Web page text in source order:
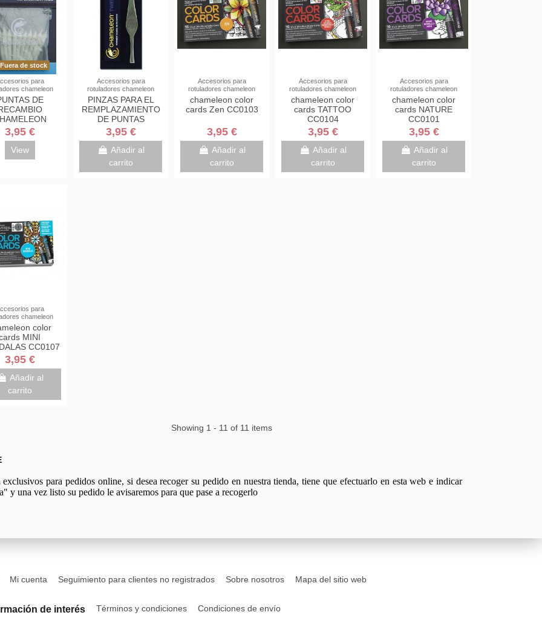
de stock
para
chameleon
DE
NIBS P/10
3,95 €
View
Accesorios para
rotuladores chameleon
PINZAS PARA EL
REMPLAZAMIENTO
DE PUNTAS
CHAMELEON
3,95 €
Añadir al
carrito
Accesorios para
rotuladores chameleon
chameleon color
cards Zen CC0103
3,95 €
Añadir al
carrito
Accesorios para
rotuladores chameleon
chameleon color
cards TATTOO
CC0104
3,95 €
Añadir al
carrito
Accesorios para
rotuladores chameleon
chameleon color
cards NATURE
CC0101
3,95 €
Añadir al
carrito
para
chameleon
color
MINI
CC0107
3,95 €
Añadir al
carrito
Showing 1 - 11 of 11 items
para pedidos online, si desea recoger su pedido en nuestra tienda, tiene que efectuarlo en esta web e indicar
y una vez listo su pedido le avisaremos para que pase a recogerlo
Mi cuenta Seguimiento para clientes no registrados Sobre nosotros Mapa del sitio web
de interés Términos y condiciones Condiciones de envío